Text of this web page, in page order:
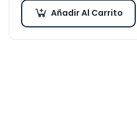
Añadir Al Carrito